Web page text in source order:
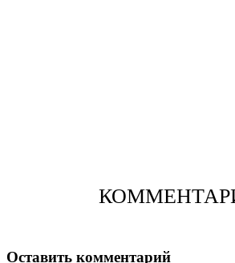
Оставить комментарий